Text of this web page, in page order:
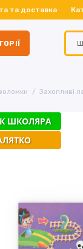
та доставка
Захопливі
ШКОЛЯРА